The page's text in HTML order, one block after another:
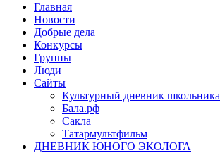
Главная
Новости
Добрые дела
Конкурсы
Группы
Люди
Сайты
Культурный дневник школьника
Бала.рф
Сакла
Татармультфильм
ДНЕВНИК ЮНОГО ЭКОЛОГА